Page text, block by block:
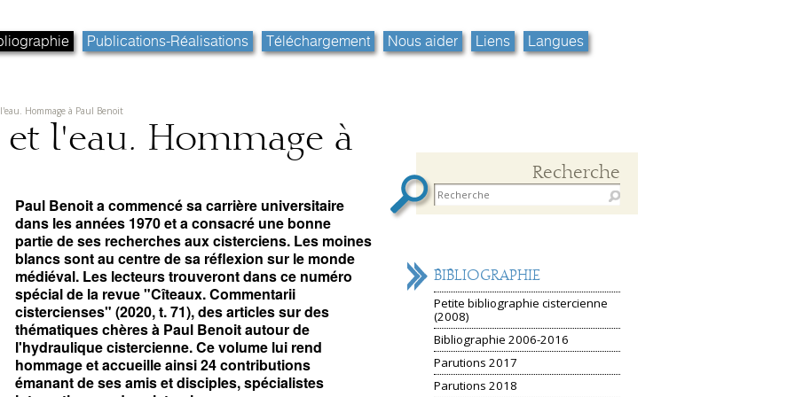
Publications-Réalisations Téléchargement Nous aider Liens Langues
Hommage à Paul Benoit
Recherche
NAVIGATION
BIBLIOGRAPHIE
Petite bibliographie cistercienne
(2008)
Bibliographie 2006-2016
Parutions 2017
Parutions 2018
l'eau. Hommage à
Paul Benoit a commencé sa carrière universitaire
dans les années 1970 et a consacré une bonne
partie de ses recherches aux cisterciens. Les moines
blancs sont au centre de sa réflexion sur le monde
médiéval. Les lecteurs trouveront dans ce numéro
spécial de la revue "Cîteaux. Commentarii
cistercienses" (2020, t. 71), des articles sur des
thématiques chères à Paul Benoit autour de
l'hydraulique cistercienne. Ce volume lui rend
hommage et accueille ainsi 24 contributions
émanant de ses amis et disciples, spécialistes